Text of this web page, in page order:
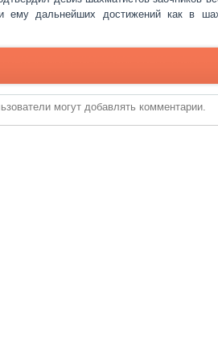
ему дальнейших достижений как в
могут добавлять комментарии.